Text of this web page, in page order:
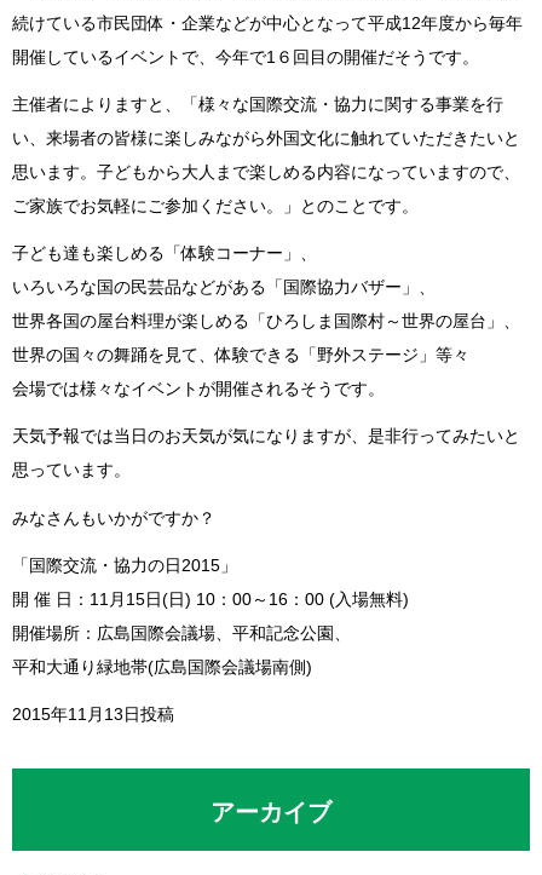
続けている市民団体・企業などが中心となって平成12年度から毎年
開催しているイベントで、今年で1６回目の開催だそうです。
主催者によりますと、「様々な国際交流・協力に関する事業を行
い、来場者の皆様に楽しみながら外国文化に触れていただきたいと
思います。子どもから大人まで楽しめる内容になっていますので、
ご家族でお気軽にご参加ください。」とのことです。
子ども達も楽しめる「体験コーナー」、
いろいろな国の民芸品などがある「国際協力バザー」、
世界各国の屋台料理が楽しめる「ひろしま国際村～世界の屋台」、
世界の国々の舞踊を見て、体験できる「野外ステージ」等々
会場では様々なイベントが開催されるそうです。
天気予報では当日のお天気が気になりますが、是非行ってみたいと
思っています。
みなさんもいかがですか？
「国際交流・協力の日2015」
開 催 日：11月15日(日) 10：00～16：00 (入場無料)
開催場所：広島国際会議場、平和記念公園、
平和大通り緑地帯(広島国際会議場南側)
2015年11月13日投稿
アーカイブ